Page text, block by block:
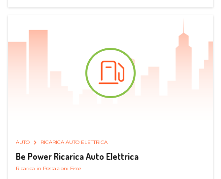
AUTO RICARICA AUTO ELETTRICA
Be Power Ricarica Auto Elettrica
Ricarica in Postazioni Fisse